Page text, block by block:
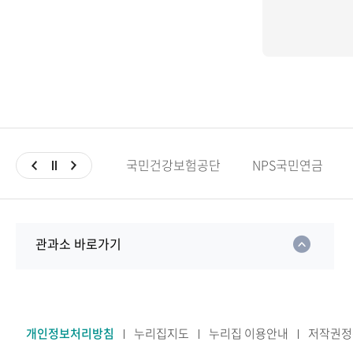
국민건강보험공단 NPS국민연금
관과소 바로가기
개인정보처리방침 누리집지도 누리집 이용안내 저작권